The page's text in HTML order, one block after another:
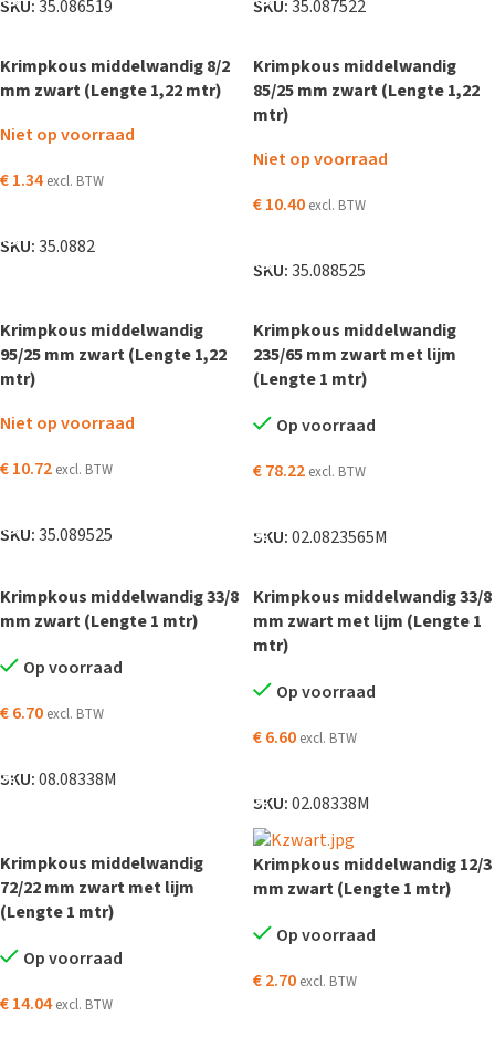
SKU:35.086519 SKU:35.087522
Krimpkous middelwandig 8/2
mm zwart (Lengte 1,22 mtr)
Niet op voorraad
€1.34 excl. BTW
SKU:35.0882
Krimpkous middelwandig
85/25 mm zwart (Lengte 1,22
mtr)
Niet op voorraad
€10.40 excl. BTW
SKU:35.088525
Krimpkous middelwandig
95/25 mm zwart (Lengte 1,22
mtr)
Niet op voorraad
€10.72 excl. BTW
SKU:35.089525
Krimpkous middelwandig
235/65 mm zwart met lijm
(Lengte 1 mtr)
Op voorraad
€78.22 excl. BTW
SKU:02.0823565M
Krimpkous middelwandig 33/8
mm zwart (Lengte 1 mtr)
Op voorraad
€6.70 excl. BTW
SKU:08.08338M
Krimpkous middelwandig 33/8
mm zwart met lijm (Lengte 1
mtr)
Op voorraad
€6.60 excl. BTW
SKU:02.08338M
Krimpkous middelwandig
72/22 mm zwart met lijm
(Lengte 1 mtr)
Op voorraad
€14.04 excl. BTW
Krimpkous middelwandig 12/3
mm zwart (Lengte 1 mtr)
Op voorraad
€2.70 excl. BTW